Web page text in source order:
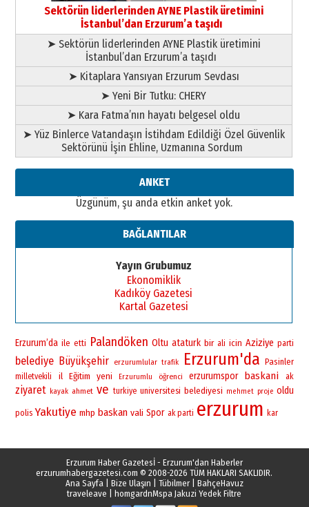
09 Ağustos 2026 Pazar
Sektörün liderlerinden AYNE Plastik üretimini
İstanbul’dan Erzurum’a taşıdı
➤ Sektörün liderlerinden AYNE Plastik üretimini
İstanbul’dan Erzurum’a taşıdı
➤ Kitaplara Yansıyan Erzurum Sevdası
➤ Yeni Bir Tutku: CHERY
➤ Kara Fatma’nın hayatı belgesel oldu
➤ Yüz Binlerce Vatandaşın İstihdam Edildiği Özel Güvenlik
Sektörünü İşin Ehline, Uzmanına Sordum
ANKET
Üzgünüm, şu anda etkin anket yok.
BAĞLANTILAR
Yayın Grubumuz
Ekonomiklik
Kadıköy Gazetesi
Kartal Gazetesi
Erzurum’da ile etti Palandöken Oltu ataturk bir ali icin Aziziye parti
belediye Büyükşehir erzurumlular trafik Erzurum'da Pasinler
milletvekili il Eğitim yeni Erzurumlu öğrenci erzurumspor baskani ak
ziyaret kayak ahmet ve turkiye universitesi belediyesi mehmet proje oldu
polis Yakutiye mhp baskan vali Spor ak parti erzurum kar
Erzurum Haber Gazetesİ - Erzurum'dan Haberler
erzurumhabergazetesi.com © 2008-2026 TÜM HAKLARI SAKLIDIR.
Ana Sayfa| Bize Ulaşın Tübilmer| BahçeHavuz
traveleave
homgardnMspa Jakuzi Yedek Filtre